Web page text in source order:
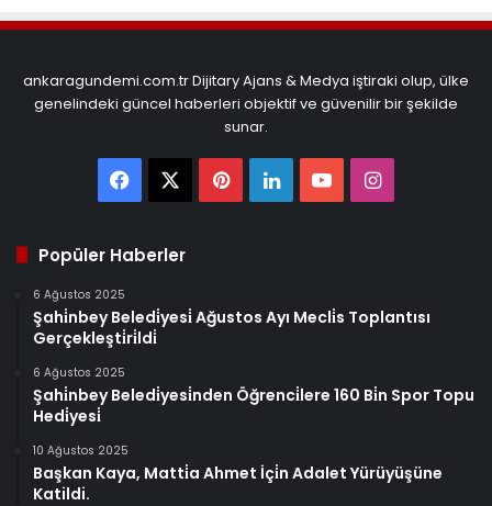
ankaragundemi.com.tr Dijitary Ajans & Medya iştiraki olup, ülke
genelindeki güncel haberleri objektif ve güvenilir bir şekilde
sunar.
FacebookPinterest
LinkedInYouTubeInstagram
Popüler Haberler
6 Ağustos 2025
Şahi̇nbey Beledi̇yesi̇ Ağustos Ayı Mecli̇s Toplantısı
Gerçekleşti̇ri̇ldi̇
6 Ağustos 2025
Şahi̇nbey Beledi̇yesi̇nden Öğrenci̇lere 160 Bi̇n Spor Topu
Hedi̇yesi̇
10 Ağustos 2025
Başkan Kaya, Matti̇a Ahmet İçi̇n Adalet Yürüyüşüne
Katildi.